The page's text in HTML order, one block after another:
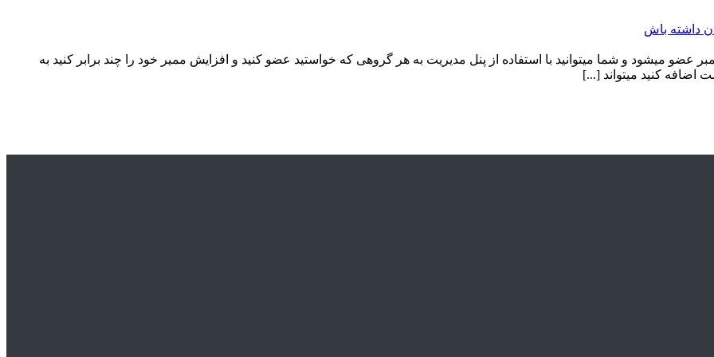
داشته باش
کامنتر ( تبچی و کامنت گذار ) خود کار در گروه های بالای 200 ممبر عضو میشود و شما میتوانید با استفاده از پنل مدیریت به هر گروهی که خواستید عضو کنید و افزایش ممیر خود را چند برابر کنید به